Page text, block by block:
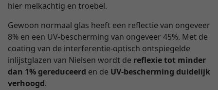
hier melkachtig en troebel.
Gewoon normaal glas heeft een reflectie van ongeveer
8% en een UV-bescherming van ongeveer 45%. Met de
coating van de interferentie-optisch ontspiegelde
inlijstglazen van Nielsen wordt de reflexie tot minder
dan 1% gereduceerd en de UV-bescherming duidelijk
verhoogd.